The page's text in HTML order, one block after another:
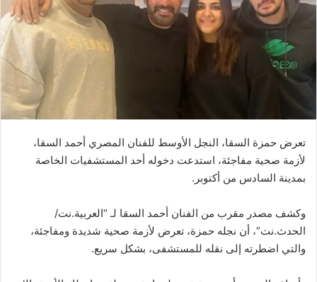
تعرض حمزة السقا، النجل الأوسط للفنان المصري أحمد السقا،
لأزمة صحية مفاجئة، استدعت دخوله أحد المستشفيات الخاصة
بمدينة السادس من أكتوبر.
وكشف مصدر مقرب من الفنان أحمد السقا لـ “العربية.نت/
الحدث.نت”، أن نجله حمزة، تعرض لأزمة صحية شديدة ومفاجئة،
والتي اضطرته إلى نقله للمستشفى، بشكل سريع.